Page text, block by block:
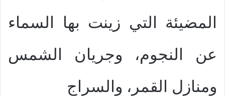
المضيئة التي زينت بها السماء
عن النجوم، وجريان الشمس
ومنازل القمر، والسراج